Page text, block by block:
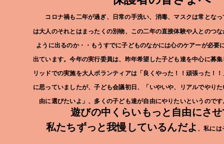
コロナ禍も二年が過ぎ、日常の手洗い、消毒、マスクは常とな
は大人のそれとはまったくの別物、この二年の直接体験や人とのつ
ように出るのか・・もうすでに子どものなかには心のケアーが必要
出ています。今年の実行委員は、昨年希望した子ども達を中心に募
リッドでの実施を大人ボランティアは「良くやった！！頑張った！
に思っていましたが、子ども会議初日、「いやいや、リアルでやり
由に選びたいよ」、多くの子ども達が自由にやりたいというので
遊びの中くらいもっと自由にさ
私たちずっと我慢しているんだよ 、私には